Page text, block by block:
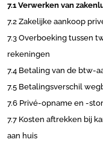
7.1 Verwerken van
7.2 Zakelijke aankoop
7.3 Overboeking tussen
rekeningen
7.4 Betaling van de btw-
7.5 Betalingsverschil
7.6 Privé-opname en -
7.7 Kosten aftrekken bij
aan huis